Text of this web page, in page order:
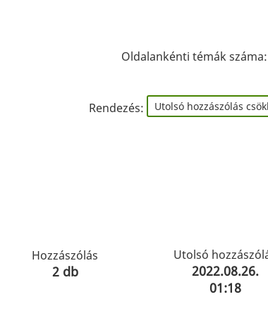
Oldalankénti témák
Rendezés:
Hozzászólás
2 db
Utolsó
2022.08.26.
01:18